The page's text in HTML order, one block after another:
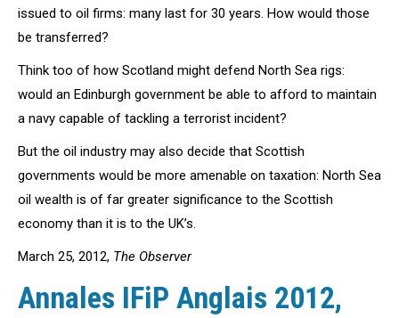
issued to oil firms: many last for 30 years. How would those
be transferred?
Think too of how Scotland might defend North Sea rigs:
would an Edinburgh government be able to afford to maintain
a navy capable of tackling a terrorist incident?
But the oil industry may also decide that Scottish
governments would be more amenable on taxation: North Sea
oil wealth is of far greater significance to the Scottish
economy than it is to the UK’s.
March 25, 2012, The Observer
Annales IFiP Anglais 2012,